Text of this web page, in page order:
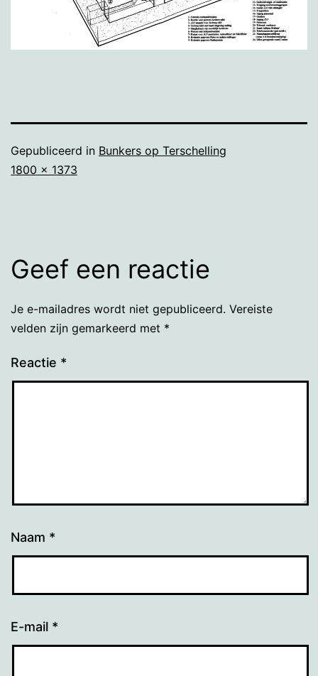
Gepubliceerd in Bunkers op Terschelling
Volledige
1800 × 1373
Geef een reactie
Je e-mailadres wordt niet gepubliceerd. Vereiste
velden zijn gemarkeerd met *
Reactie *
Naam *
E-mail *